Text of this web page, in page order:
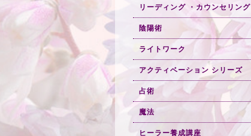
リーディング ・カウンセリング
陰陽術
ライトワーク
アクティベーション シリーズ
占術
魔法
ヒーラー養成講座